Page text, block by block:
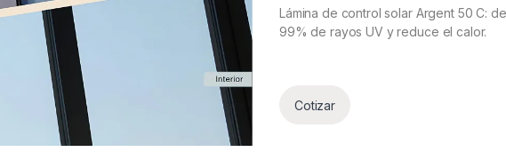
Lámina de control solar Argent 50 C:
99% de rayos UV y reduce el calor.
Cotizar